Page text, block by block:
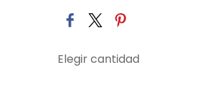
Elegir cantidad